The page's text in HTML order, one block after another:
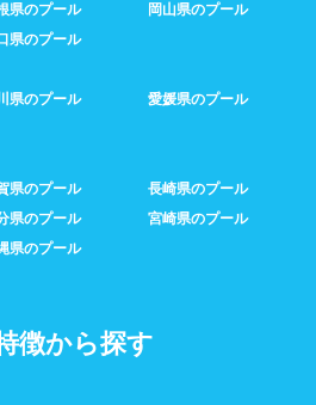
県のプール
岡山県のプール
県のプール
県のプール
愛媛県のプール
県のプール
長崎県のプール
県のプール
宮崎県のプール
県のプール
徴から探す